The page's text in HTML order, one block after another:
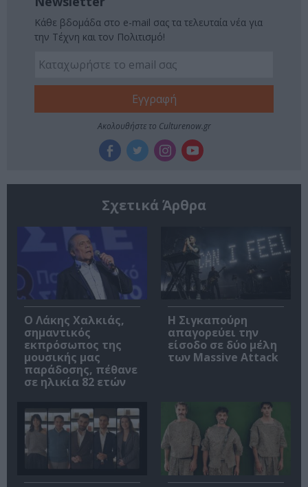
Κάθε βδομάδα στο e-mail σας τα τελευταία νέα για
την Τέχνη και τον Πολιτισμό!
Ακολουθήστε το Culturenow.gr
Σχετικά Άρθρα
Ο Λάκης Χαλκιάς,
σημαντικός
εκπρόσωπος της
μουσικής μας
παράδοσης, πέθανε
σε ηλικία 82 ετών
Η Σιγκαπούρη
απαγορεύει την
είσοδο σε δύο μέλη
των Massive Attack